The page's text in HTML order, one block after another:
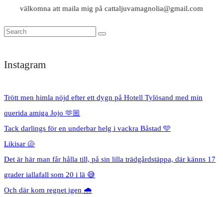
välkomna att maila mig på cattaljuvamagnolia@gmail.com
Instagram
Trött men himla nöjd efter ett dygn på Hotell Tylösand med min
querida amiga Jojo 🫶🏼
Tack darlings för en underbar helg i vackra Båstad 🩵
Likisar 🐚
Det är här man får hålla till, på sin lilla trädgårdstäppa, där känns 17
grader iallafall som 20 i lä 😅
Och där kom regnet igen 🌧️